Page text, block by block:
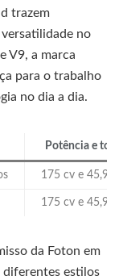
trazem
no
V9, a marca
para o trabalho
no dia a dia.
Potência e
175 cv e 45,9
175 cv e 45,9
da Foton em
diferentes estilos